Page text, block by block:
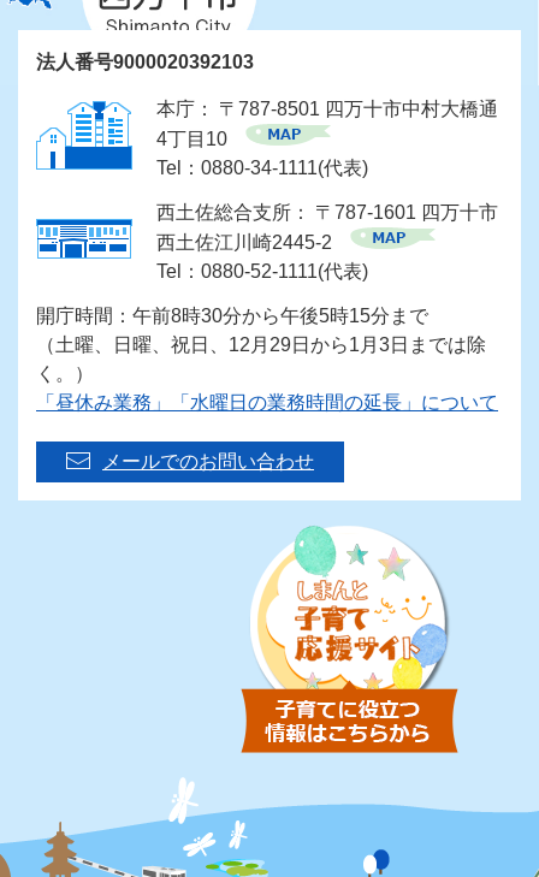
法人番号9000020392103
本庁： 〒787-8501 四万十市中村大橋通
4丁目10
Tel：0880-34-1111(代表)
西土佐総合支所： 〒787-1601 四万十市
西土佐江川崎2445-2
Tel：0880-52-1111(代表)
開庁時間：午前8時30分から午後5時15分まで
（土曜、日曜、祝日、12月29日から1月3日までは除
く。）
「昼休み業務」「水曜日の業務時間の延長」について
メールでのお問い合わせ